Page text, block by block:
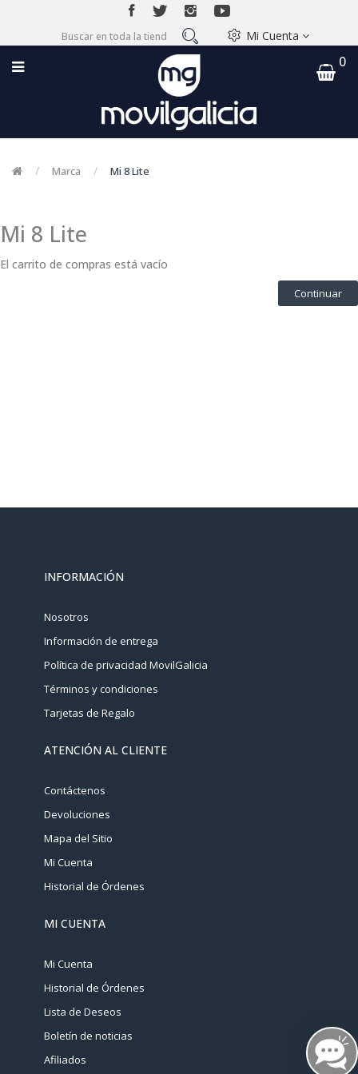
Mi Cuenta
0
Marca Mi 8 Lite
Mi 8 Lite
El carrito de compras está vacío
Continuar
INFORMACIÓN
Nosotros
Información de entrega
Política de privacidad MovilGalicia
Términos y condiciones
Tarjetas de Regalo
ATENCIÓN AL CLIENTE
Contáctenos
Devoluciones
Mapa del Sitio
Mi Cuenta
Historial de Órdenes
MI CUENTA
Mi Cuenta
Historial de Órdenes
Lista de Deseos
Boletín de noticias
Afiliados